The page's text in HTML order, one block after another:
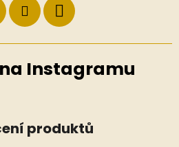
Instagramu
produktů